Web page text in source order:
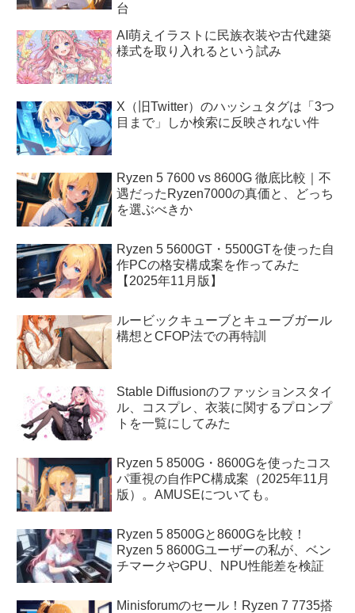
台
AI萌えイラストに民族衣装や古代建築
様式を取り入れるという試み
X（旧Twitter）のハッシュタグは「3つ
目まで」しか検索に反映されない件
Ryzen 5 7600 vs 8600G 徹底比較｜不
遇だったRyzen7000の真価と、どっち
を選ぶべきか
Ryzen 5 5600GT・5500GTを使った自
作PCの格安構成案を作ってみた
【2025年11月版】
ルービックキューブとキューブガール
構想とCFOP法での再特訓
Stable Diffusionのファッションスタイ
ル、コスプレ、衣装に関するプロンプ
トを一覧にしてみた
Ryzen 5 8500G・8600Gを使ったコス
パ重視の自作PC構成案（2025年11月
版）。AMUSEについても。
Ryzen 5 8500Gと8600Gを比較！
Ryzen 5 8600Gユーザーの私が、ベン
チマークやGPU、NPU性能差を検証
Minisforumのセール！Ryzen 7 7735搭